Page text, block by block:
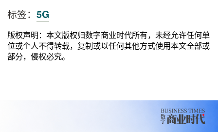
标签： 5G
版权声明：本文版权归数字商业时代所有，未经允许任何单
位或个人不得转载，复制或以任何其他方式使用本文全部或
部分，侵权必究。